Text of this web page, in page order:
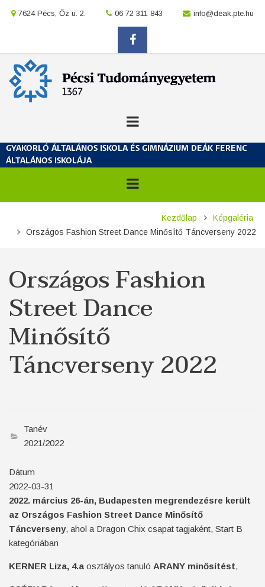
location
7624 Pécs, Őz u. 2. location
06 72 311 843 location
info@deak.pte.hu
facebook
GYAKORLÓ ÁLTALÁNOS ISKOLA ÉS GIMNÁZIUM DEÁK FERENC
ÁLTALÁNOS ISKOLÁJA
Morzsa Kezdőlap
Képgaléria
Országos Fashion Street Dance Minősítő Táncverseny 2022
Országos Fashion
Street Dance
Minősítő
Táncverseny 2022
Tanév
2021/2022
Dátum
2022-03-31
2022. március 26-án, Budapesten megrendezésre került
az Országos Fashion Street Dance Minősítő
Táncverseny, ahol a Dragon Chix csapat tagjaként, Start B
kategóriában
KERNER Liza, 4.a osztályos tanuló ARANY minősítést,